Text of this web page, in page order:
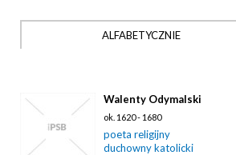
ALFABETYCZNIE
Walenty Odymalski
ok. 1620 - 1680
poeta religijny
duchowny katolicki